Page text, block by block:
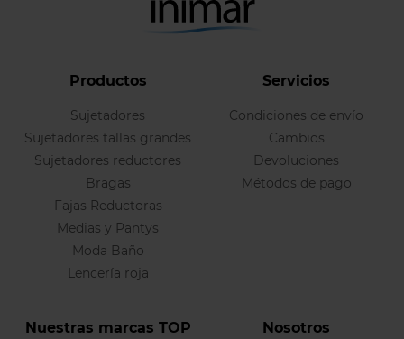
Productos
Sujetadores
Sujetadores tallas grandes
Sujetadores reductores
Bragas
Fajas Reductoras
Medias y Pantys
Moda Baño
Lencería roja
Servicios
Condiciones de envío
Cambios
Devoluciones
Métodos de pago
Nuestras marcas TOP Nosotros